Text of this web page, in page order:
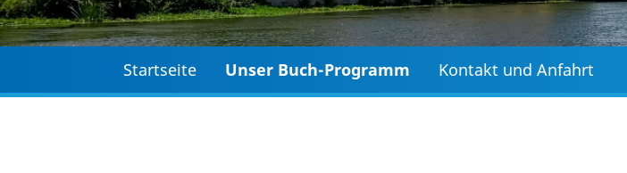
Startseite Unser Buch-Programm Kontakt und Anfahrt